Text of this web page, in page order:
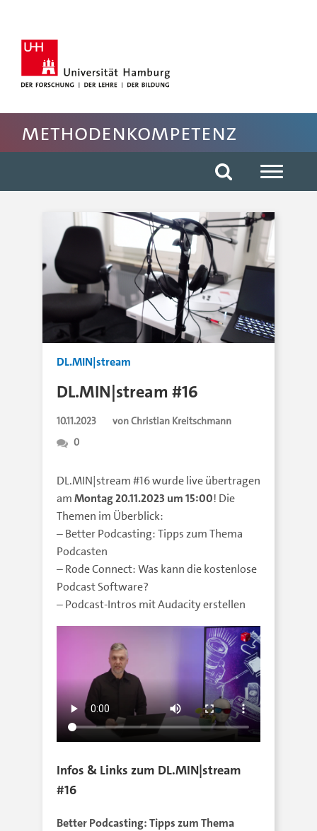
Rechte Spalte anspringen
Fussbereich der Seite anspringen
Methodenkompetenz
DL.MIN|stream
DL.MIN|stream #16
10.11.2023
von Christian Kreitschmann
0
DL.MIN|stream #16 wurde live übertragen
amMontag 20.11.2023 um 15:00! Die
Themen im Überblick:
– Better Podcasting: Tipps zum Thema
Podcasten
– Rode Connect: Was kann die kostenlose
Podcast Software?
– Podcast-Intros mit Audacity erstellen
Infos & Links zum DL.MIN|stream
#16
Better Podcasting: Tipps zum Thema